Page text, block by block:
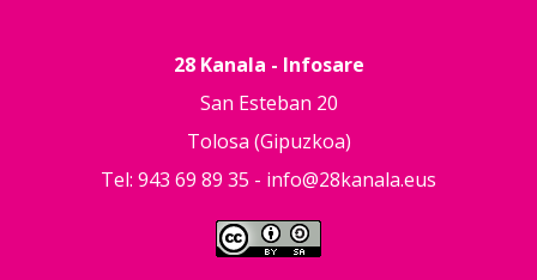
28 Kanala - Infosare
San Esteban 20
Tolosa (Gipuzkoa)
Tel: 943 69 89 35 - info@28kanala.eus